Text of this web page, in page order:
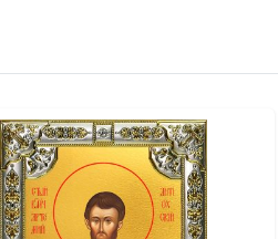
шпон, сертификат,